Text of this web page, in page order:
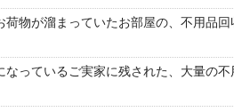
物が溜まっていたお部屋の、不用品回
っているご実家に残された、大量の不